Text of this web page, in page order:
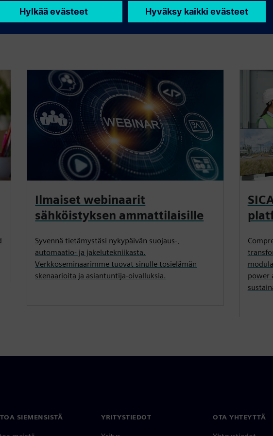
Ilmaiset webinaarit
sähköistyksen ammattilaisille
Syvennä tietämystäsi nykypäivän suojaus-,
automaatio- ja jakelutekniikasta.
Verkkoseminaarimme tuovat sinulle tosielämän
skenaarioita ja asiantuntija-oivalluksia.
power
SIEMENSISTÄ YRITYSTIEDOT OTA YHTEYTTÄ